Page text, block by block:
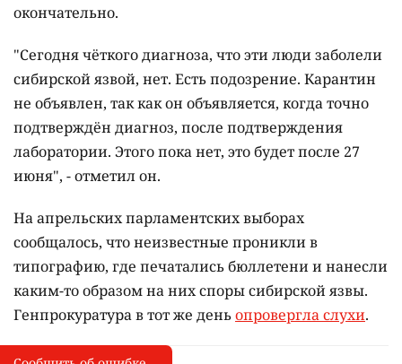
окончательно.
"Сегодня чёткого диагноза, что эти люди заболели
сибирской язвой, нет. Есть подозрение. Карантин
не объявлен, так как он объявляется, когда точно
подтверждён диагноз, после подтверждения
лаборатории. Этого пока нет, это будет после 27
июня", - отметил он.
На апрельских парламентских выборах
сообщалось, что неизвестные проникли в
типографию, где печатались бюллетени и нанесли
каким-то образом на них споры сибирской язвы.
Генпрокуратура в тот же деньопровергла слухи.
I
Сообщить об опечатке